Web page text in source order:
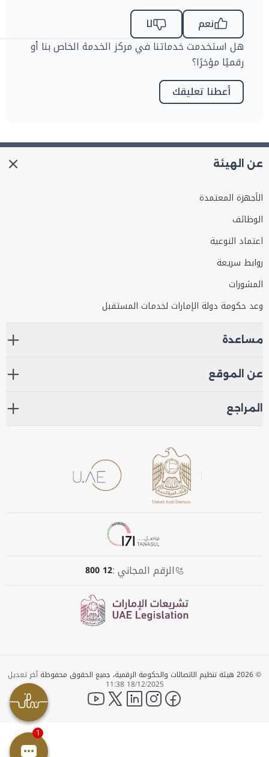
نعم
لا
هل استخدمت خدماتنا في مركز الخدمة الخاص بنا أو
رقميًا مؤخرًا؟
أعطنا تعليقك
عن الهيئة
الأجهزة المعتمدة
الوظائف
اعتماد النوعية
روابط سريعة
المشورات
وعد حكومة دولة الإمارات لخدمات المستقبل
مساعدة
عن الموقع
المراجع
الرقم المجاني :800 12
© 2026 هيئة تنظيم الاتصالات والحكومة الرقمية، جميع الحقوق محفوظة آخر تعديل
18/12/2025 11:38
facebook
instagram
LinkedIn
twitter